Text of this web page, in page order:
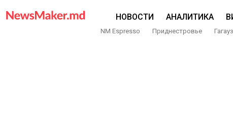
НОВОСТИ АНАЛИТИКА
NM Espresso Приднестровье